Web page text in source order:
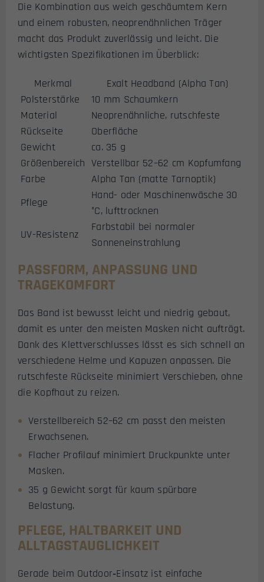
Die Kombination aus weich geschäumtem Kern
und einem robusten, neoprenähnlichen Träger
macht das Produkt zuverlässig und leicht. Die
wichtigsten Spezifikationen im Überblick:
Merkmal
Exalt Headband (Alpha Tan)
Polsterstärke
10 mm Schaumkern
Material
Rückseite
Neoprenähnliche, rutschfeste
Oberfläche
Gewicht
ca. 35 g
Größenbereich Verstellbar 52–62 cm Kopfumfang
Farbe
Alpha Tan (matte Tarnoptik)
Pflege
Hand- oder Maschinenwäsche 30
°C, lufttrocknen
UV-Resistenz
Farbstabil bei normaler
Sonneneinstrahlung
PASSFORM, ANPASSUNG UND
TRAGEKOMFORT
Das Band ist bewusst leicht und niedrig gebaut,
damit es unter den meisten Masken nicht aufträgt.
Dank des Klettverschlusses lässt es sich schnell an
verschiedene Helme und Kapuzen anpassen. Die
rutschfeste Rückseite minimiert Verschieben, ohne
die Kopfhaut zu reizen.
Verstellbereich 52–62 cm passt den meisten
Erwachsenen.
Flacher Profilauf minimiert Druckpunkte unter
Masken.
35 g Gewicht sorgt für kaum spürbare
Belastung.
PFLEGE, HALTBARKEIT UND
ALLTAGSTAUGLICHKEIT
Gerade beim Outdoor‑Einsatz ist einfache